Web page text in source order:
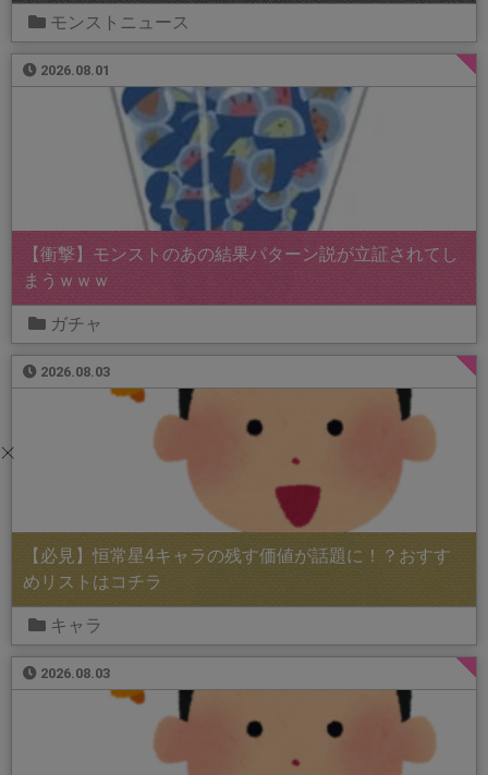
モンストニュース
2026.08.01
【衝撃】モンストのあの結果パターン説が立証されてし
まうｗｗｗ
ガチャ
2026.08.03
【必見】恒常星4キャラの残す価値が話題に！？おすす
めリストはコチラ
キャラ
2026.08.03